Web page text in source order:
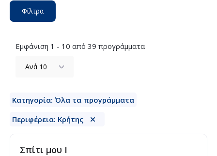
Φίλτρα
Εμφάνιση 1 - 10 από 39 προγράμματα
Κατηγορία: Όλα τα προγράμματα
Περιφέρεια: Κρήτης
Σπίτι μου Ι